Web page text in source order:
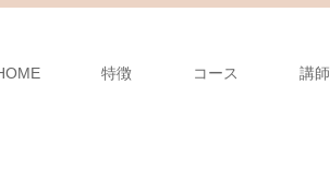
特徴 コース 講師